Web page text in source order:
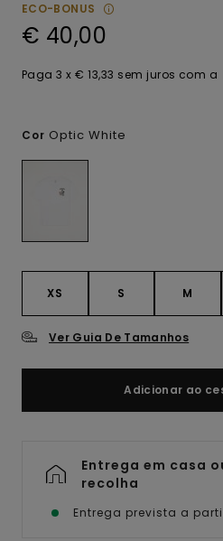
ECO-BONUS
€ 40,00
Paga 3 x € 13,33 sem juros com a
Cor Optic White
XS S M
Ver Guia De Tamanhos
Adicionar ao
Entrega em casa
recolha
Entrega prevista a